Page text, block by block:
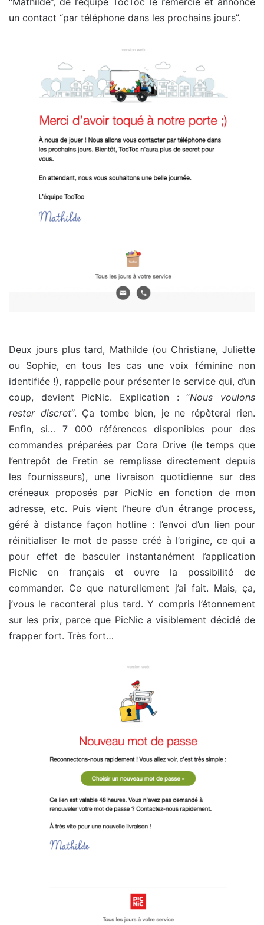
un contact “par téléphone dans les prochains jours”.
Deux jours plus tard, Mathilde (ou Christiane, Juliette
ou Sophie, en tous les cas une voix féminine non
identifiée !), rappelle pour présenter le service qui, d’un
coup, devient PicNic. Explication : “Nous voulons
rester discret“. Ça tombe bien, je ne répèterai rien.
Enfin, si… 7 000 références disponibles pour des
commandes préparées par Cora Drive (le temps que
l’entrepôt de Fretin se remplisse directement depuis
les fournisseurs), une livraison quotidienne sur des
créneaux proposés par PicNic en fonction de mon
adresse, etc. Puis vient l’heure d’un étrange process,
géré à distance façon hotline : l’envoi d’un lien pour
réinitialiser le mot de passe créé à l’origine, ce qui a
pour effet de basculer instantanément l’application
PicNic en français et ouvre la possibilité de
commander. Ce que naturellement j’ai fait. Mais, ça,
j’vous le raconterai plus tard. Y compris l’étonnement
sur les prix, parce que PicNic a visiblement décidé de
frapper fort. Très fort…